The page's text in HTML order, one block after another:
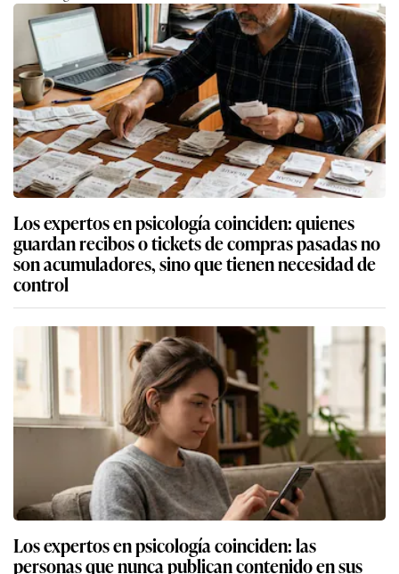
Los expertos en psicología coinciden: quienes
guardan recibos o tickets de compras pasadas no
son acumuladores, sino que tienen necesidad de
control
Los expertos en psicología coinciden: las
personas que nunca publican contenido en sus